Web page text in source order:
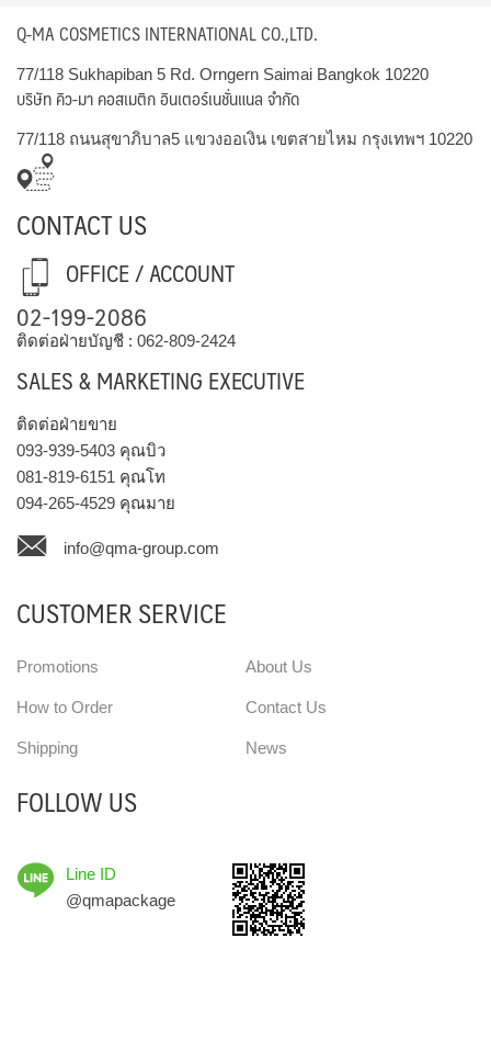
Q-MA COSMETICS INTERNATIONAL CO.,LTD.
77/118 Sukhapiban 5 Rd. Orngern Saimai Bangkok 10220
บริษัท คิว-มา คอสเมติก อินเตอร์เนชั่นแนล จำกัด
77/118 ถนนสุขาภิบาล5 แขวงออเงิน เขตสายไหม กรุงเทพฯ 10220
CONTACT US
OFFICE / ACCOUNT
02-199-2086
ติดต่อฝ่ายบัญชี : 062-809-2424
SALES & MARKETING EXECUTIVE
ติดต่อฝ่ายขาย
093-939-5403 คุณบิว
081-819-6151 คุณโท
094-265-4529 คุณมาย
info@qma-group.com
CUSTOMER SERVICE
Promotions
How to Order
Shipping
About Us
Contact Us
News
FOLLOW US
Line ID
@qmapackage